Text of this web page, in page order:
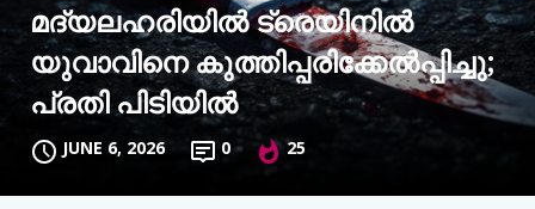
മദ്യലഹരിയിൽ ട്രെയിനിൽ
യുവാവിനെ കുത്തിപ്പരിക്കേൽപ്പിച്ചു;
പ്രതി പിടിയിൽ
JUNE 6, 2026 0 25